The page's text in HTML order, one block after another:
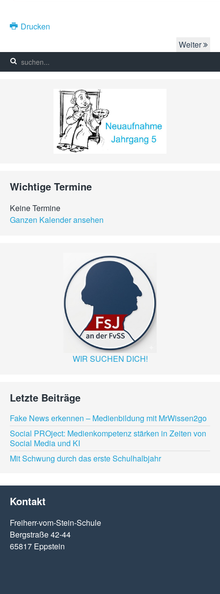
Drucken
Weiter
Wichtige Termine
Keine Termine
Ganzen Kalender ansehen
WIR SUCHEN DICH!
Letzte Beiträge
Fake News erkennen – Medienbildung mit MrWissen2go
Social PROject: Medienkompetenz stärken in Zeiten von
Social Media und KI
Mit Schwung durch das erste Schulhalbjahr
Kontakt
Freiherr-vom-Stein-Schule
Bergstraße 42-44
65817 Eppstein